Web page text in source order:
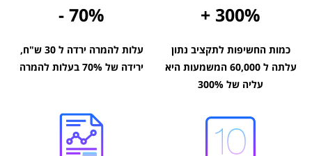
- 70%
עלות להמרה ירדה ל 30 ש"ח,
ירידה של 70% בעלות להמרה
+ 300%
כמות החשיפות לתקציב נתון
עלתה ל 60,000 המשמעות היא
עליה של 300%